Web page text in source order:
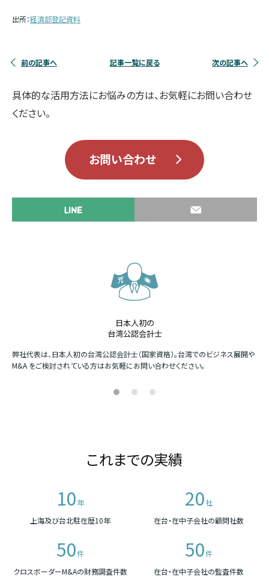
出所：経済部登記資料
前の記事へ 記事一覧に戻る 次の記事へ
具体的な活用方法にお悩みの方は、お気軽にお問い合わせ
ください。
お問い合わせ
日本人初の
台湾公認会計士
弊社代表は、日本人初の台湾公認会計士（国家資格）。台湾でのビジネス展開や
M&A をご検討されている方はお気軽にお問い合わせください。
これまでの実績
10年
上海及び台北駐在歴10年
20社
在台・在中子会社の顧問社数
50件
クロスボーダーM&Aの財務調査件数
50件
在台・在中子会社の監査件数